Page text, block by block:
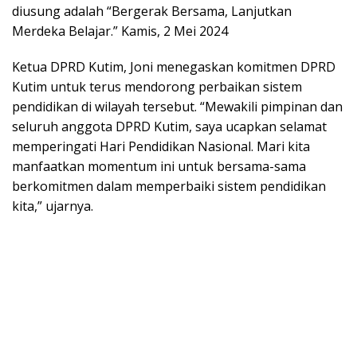
diusung adalah “Bergerak Bersama, Lanjutkan
Merdeka Belajar.” Kamis, 2 Mei 2024
Ketua DPRD Kutim, Joni menegaskan komitmen DPRD
Kutim untuk terus mendorong perbaikan sistem
pendidikan di wilayah tersebut. “Mewakili pimpinan dan
seluruh anggota DPRD Kutim, saya ucapkan selamat
memperingati Hari Pendidikan Nasional. Mari kita
manfaatkan momentum ini untuk bersama-sama
berkomitmen dalam memperbaiki sistem pendidikan
kita,” ujarnya.